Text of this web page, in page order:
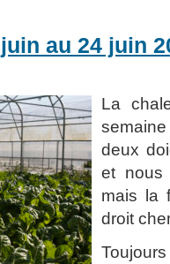
au 24 juin
La
deux
et
mais la
droit